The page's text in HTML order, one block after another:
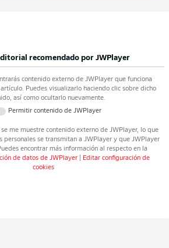
recomendado por JWPlayer
contenido externo de JWPlayerque funciona
Puedes visualizarlo haciendo clic sobre dicho
así como ocultarlo nuevamente.
Permitir contenido de JWPlayer
se me muestre contenido externo de JWPlayer, lo que
personales se transmitan a JWPlayery que JWPlayer
encontrar más información al respecto en la
de datos de JWPlayer
Editar configuración de
cookies